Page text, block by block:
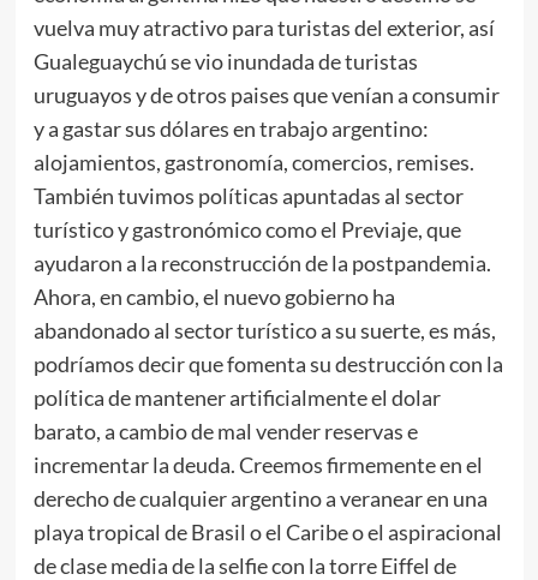
vuelva muy atractivo para turistas del exterior, así
Gualeguaychú se vio inundada de turistas
uruguayos y de otros paises que venían a consumir
y a gastar sus dólares en trabajo argentino:
alojamientos, gastronomía, comercios, remises.
También tuvimos políticas apuntadas al sector
turístico y gastronómico como el Previaje, que
ayudaron a la reconstrucción de la postpandemia.
Ahora, en cambio, el nuevo gobierno ha
abandonado al sector turístico a su suerte, es más,
podríamos decir que fomenta su destrucción con la
política de mantener artificialmente el dolar
barato, a cambio de mal vender reservas e
incrementar la deuda. Creemos firmemente en el
derecho de cualquier argentino a veranear en una
playa tropical de Brasil o el Caribe o el aspiracional
de clase media de la selfie con la torre Eiffel de